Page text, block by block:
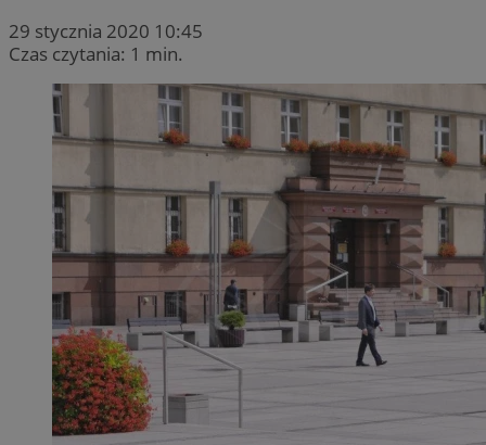
29 stycznia 2020 10:45
Czas czytania: 1 min.